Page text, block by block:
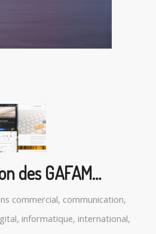
des GAFAM…
commercial, communication,
,informatique,international,